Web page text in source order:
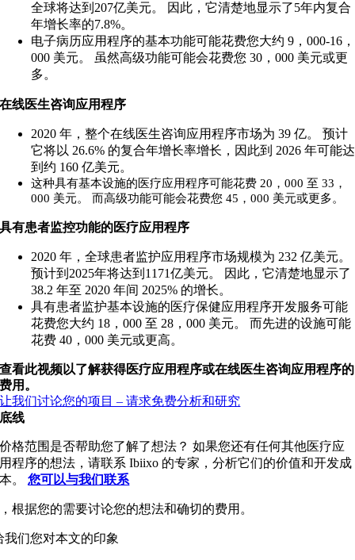
全球将达到207亿美元。 因此，它清楚地显示了5年内复合
年增长率的7.8%。
电子病历应用程序的基本功能可能花费您大约 9，000-16，
000 美元。 虽然高级功能可能会花费您 30，000 美元或更
多。
在线医生咨询应用程序
2020 年，整个在线医生咨询应用程序市场为 39 亿。 预计
它将以 26.6% 的复合年增长率增长，因此到 2026 年可能达
到约 160 亿美元。
这种具有基本设施的医疗应用程序可能花费 20，000 至 33，
000 美元。 而高级功能可能会花费您 45，000 美元或更多。
具有患者监控功能的医疗应用程序
2020 年，全球患者监护应用程序市场规模为 232 亿美元。
预计到2025年将达到1171亿美元。 因此，它清楚地显示了
38.2 年至 2020 年间 2025% 的增长。
具有患者监护基本设施的医疗保健应用程序开发服务可能
花费您大约 18，000 至 28，000 美元。 而先进的设施可能
花费 40，000 美元或更高。
查看此视频以了解获得医疗应用程序或在线医生咨询应用程序的
费用。
让我们讨论您的项目 – 请求免费分析和研究
底线
价格范围是否帮助您了解了想法？ 如果您还有任何其他医疗应
用程序的想法，请联系 Ibiixo 的专家，分析它们的价值和开发成
本。您可以与我们联系
，根据您的需要讨论您的想法和确切的费用。
我们您对本文的印象